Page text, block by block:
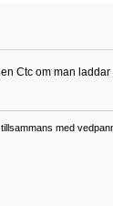
Ctc om man
med